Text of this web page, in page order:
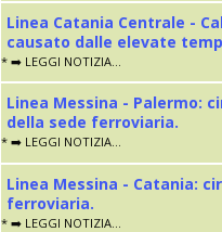
Linea Catania Centrale -
causato dalle elevate
* ➡️ LEGGI NOTIZIA...
Linea Messina - Palermo:
della sede ferroviaria.
* ➡️ LEGGI NOTIZIA...
Linea Messina - Catania:
ferroviaria.
* ➡️ LEGGI NOTIZIA...